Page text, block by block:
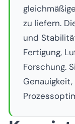
zu liefern.
und
Fertigung,
Forschung.